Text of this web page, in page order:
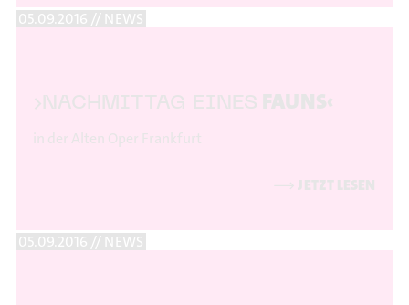
05.09.2016 // NEWS
›NACHMITTAG EINES FAUNS‹
in der Alten Oper Frankfurt
⟶ JETZT LESEN
05.09.2016 // NEWS